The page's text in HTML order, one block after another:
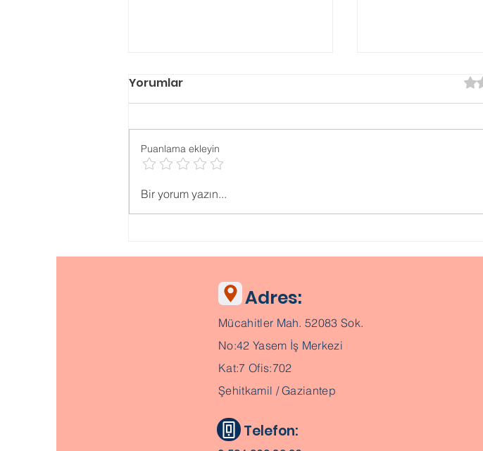
Psikolojik ONLİNE TESTLER
Yorumlar 5
Puanlama ekleyin
Bir yorum yazın...
Adres:
Mücahitler Mah. 52083 Sok.
No:42 Yasem İş Merkezi
Kat:7 Ofis:702
Şehitkamil / Gaziantep
Telefon: